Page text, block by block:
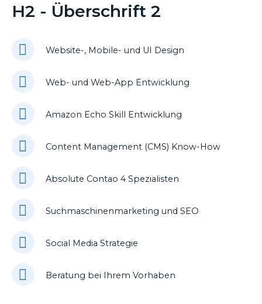
H2 - Überschrift 2
Website-, Mobile- und UI Design
Web- und Web-App Entwicklung
Amazon Echo Skill Entwicklung
Content Management (CMS) Know-How
Absolute Contao 4 Spezialisten
Suchmaschinenmarketing und SEO
Social Media Strategie
Beratung bei Ihrem Vorhaben